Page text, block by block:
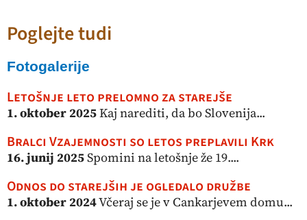
Poglejte tudi
Fotogalerije
Letošnje leto prelomno za starejše
1. oktober 2025Kaj narediti, da bo Slovenija...
Bralci Vzajemnosti so letos preplavili Krk
16. junij 2025Spomini na letošnje že 19....
Odnos do starejših je ogledalo družbe
1. oktober 2024Včeraj se je v Cankarjevem domu...